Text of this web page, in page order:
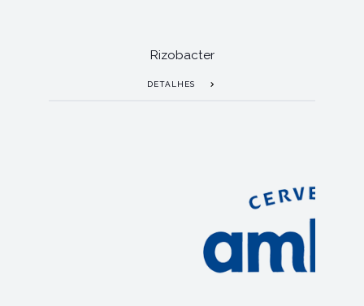
Rizobacter
DETALHES